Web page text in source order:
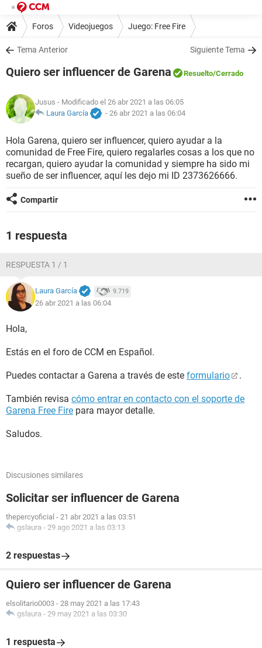
Foros Videojuegos Juego: Free Fire
Tema Anterior Siguiente Tema
Quiero ser influencer de Garena Resuelto/Cerrado
Jusus - Modificado el 26 abr 2021 a las 06:05
Laura García
- 26 abr 2021 a las 06:04
Hola Garena, quiero ser influencer, quiero ayudar a la
comunidad de Free Fire, quiero regalarles cosas a los que no
recargan, quiero ayudar la comunidad y siempre ha sido mi
sueño de ser influencer, aquí les dejo mi ID 2373626666.
Compartir
1 respuesta
RESPUESTA 1 / 1
Laura García 9.719
26 abr 2021 a las 06:04
Hola,
Estás en el foro de CCM en Español.
Puedes contactar a Garena a través de este formulario .
También revisa cómo entrar en contacto con el soporte de
Garena Free Fire para mayor detalle.
Saludos.
Discusiones similares
Solicitar ser influencer de Garena
thepercyoficial - 21 abr 2021 a las 03:51
gslaura - 29 ago 2021 a las 03:13
2 respuestas
Quiero ser influencer de Garena
elsolitario0003 - 28 may 2021 a las 17:43
gslaura - 29 may 2021 a las 03:30
1 respuesta